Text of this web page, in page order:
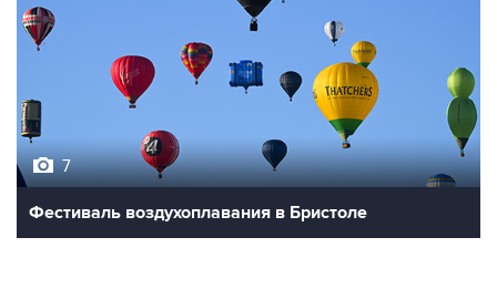
7
Фестиваль воздухоплавания в Бристоле